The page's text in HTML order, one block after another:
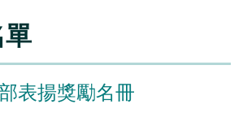
單
表揚獎勵名冊